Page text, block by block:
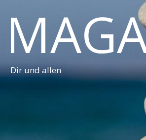
Dir und allen